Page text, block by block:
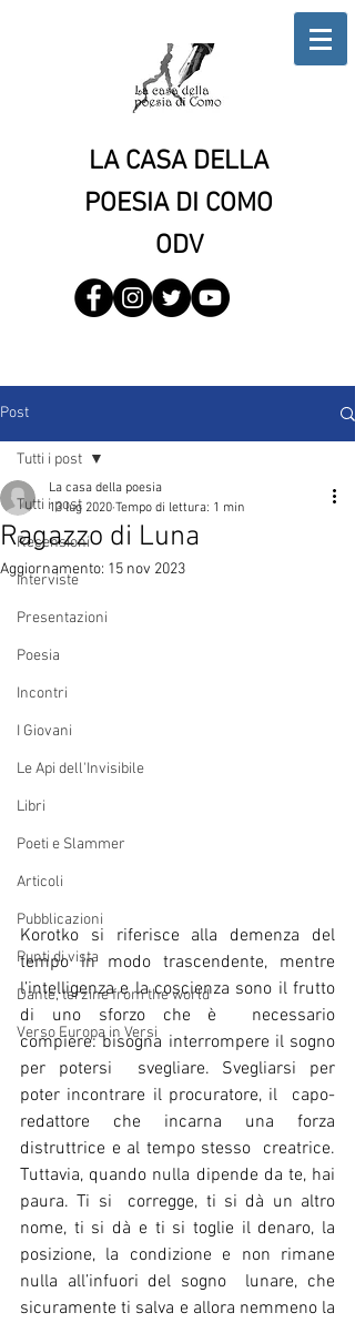
LA CASA DELLA
POESIA DI COMO
ODV
Post
Tutti i post
Recensioni
Interviste
Presentazioni
Poesia
Incontri
I Giovani
Le Api dell'Invisibile
Libri
Poeti e Slammer
Articoli
Pubblicazioni
Punti di vista
Dante, terzine from the world
Verso Europa in Versi
Tutti i post
Ragazzo di Luna
La casa della poesia
13 lug 2020 Tempo di lettura: 1 min
Aggiornamento: 15 nov 2023
Korotko si riferisce alla demenza del
tempo in modo trascendente, mentre
l’intelligenza e la coscienza sono il frutto
di uno sforzo che è  necessario
compiere: bisogna interrompere il sogno
per potersi  svegliare. Svegliarsi per
poter incontrare il procuratore, il  capo-
redattore che incarna una forza
distruttrice e al tempo stesso  creatrice.
Tuttavia, quando nulla dipende da te, hai
paura. Ti si  corregge, ti si dà un altro
nome, ti si dà e ti si toglie il denaro, la
posizione, la condizione e non rimane
nulla all’infuori del sogno  lunare, che
sicuramente ti salva e allora nemmeno la